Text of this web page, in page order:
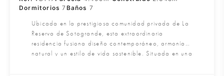
Dormitorios 7 Baños 7
Ubicada en la prestigiosa comunidad privada de La
Reserva de Sotogrande, esta extraordinaria
residencia fusiona diseño contemporáneo, armonía
natural y un estilo de vida sostenible. Situada en una